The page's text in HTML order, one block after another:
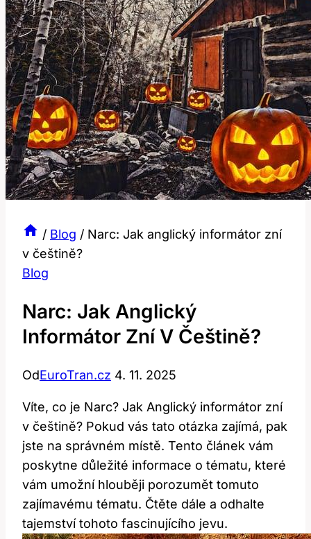
/ Blog / Narc: Jak anglický informátor zní
v češtině?
Blog
Narc: Jak Anglický
Informátor Zní V Češtině?
OdEuroTran.cz 4. 11. 2025
Víte, co je Narc? Jak Anglický informátor zní
v češtině? Pokud vás tato otázka zajímá, pak
jste na správném místě. Tento článek vám
poskytne důležité informace o tématu, které
vám umožní hlouběji porozumět tomuto
zajímavému tématu. Čtěte dále a odhalte
tajemství tohoto fascinujícího jevu.